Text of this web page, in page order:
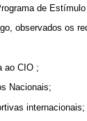
de
observados os
aoCIO ;
Nacionais;
internacionais;